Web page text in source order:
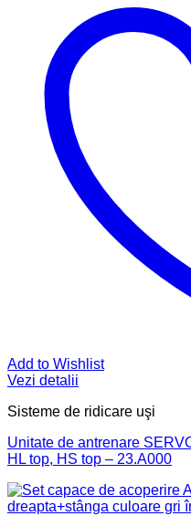
Add to Wishlist
Vezi detalii
Sisteme de ridicare uşi
Unitate de antrenare
HL top, HS top – 23.A000